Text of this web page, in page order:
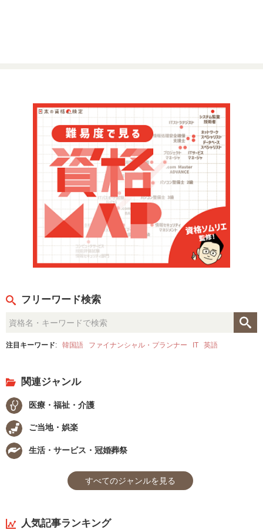
フリーワード検索
注目キーワード: 韓国語 ファイナンシャル・プランナー IT 英語
関連ジャンル
医療・福祉・介護
ご当地・娯楽
生活・サービス・冠婚葬祭
すべてのジャンルを見る
人気記事ランキング